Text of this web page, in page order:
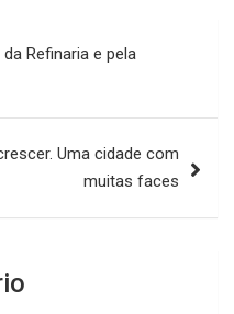
Refinaria e pela
Uma cidade com
muitas faces